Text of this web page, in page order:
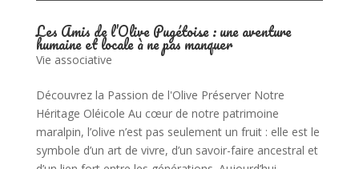
Les Amis de l’Olive Pugétoise : une aventure
humaine et locale à ne pas manquer
Vie associative
Découvrez la Passion de l'Olive Préserver Notre
Héritage Oléicole Au cœur de notre patrimoine
maralpin, l’olive n’est pas seulement un fruit : elle est le
symbole d’un art de vivre, d’un savoir-faire ancestral et